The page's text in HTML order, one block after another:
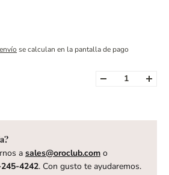
se calculan en la pantalla de pago
a sales@oroclub.com o
4242. Con gusto te ayudaremos.